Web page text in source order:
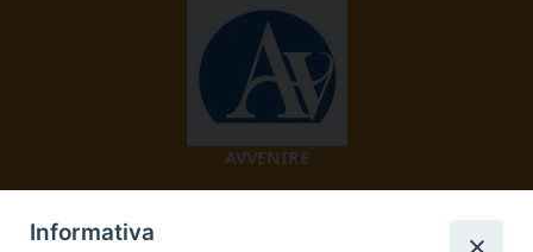
AVVENIRE
Informativa